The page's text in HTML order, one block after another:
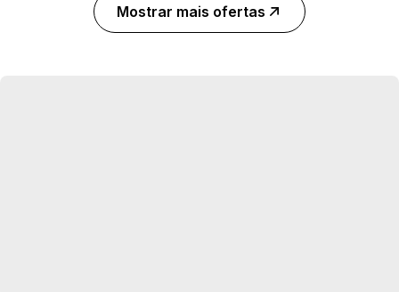
Mostrar mais ofertas